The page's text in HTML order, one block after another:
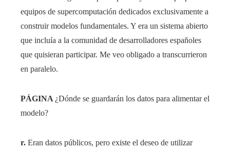
equipos de supercomputación dedicados exclusivamente a
construir modelos fundamentales. Y era un sistema abierto
que incluía a la comunidad de desarrolladores españoles
que quisieran participar. Me veo obligado a transcurrieron
en paralelo.
PÁGINA¿Dónde se guardarán los datos para alimentar el
modelo?
r. Eran datos públicos, pero existe el deseo de utilizar